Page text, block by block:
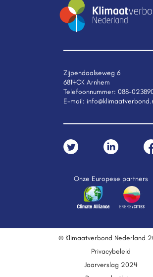
Zijpendaalseweg 6
6814CK Arnhem
Telefoonnummer: 088-
E-mail:
Onze Europese partners
© Klimaatverbond Nederland
Privacybeleid
Jaarverslag 2024